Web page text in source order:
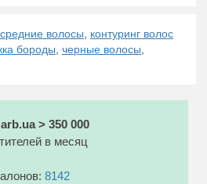
волосы, контуринг волос
бороды, черные волосы,
> 350 000
в месяц
8142